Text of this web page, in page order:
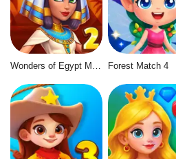
Forest Match 4